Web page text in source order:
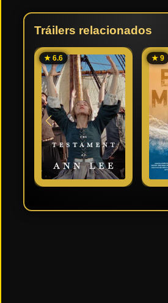
Tráilers relacionados
★ 6.6 ★ 9